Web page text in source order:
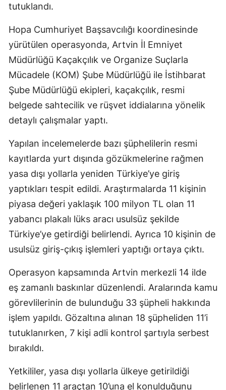
tutuklandı.
Hopa Cumhuriyet Başsavcılığı koordinesinde
yürütülen operasyonda, Artvin İl Emniyet
Müdürlüğü Kaçakçılık ve Organize Suçlarla
Mücadele (KOM) Şube Müdürlüğü ile İstihbarat
Şube Müdürlüğü ekipleri, kaçakçılık, resmi
belgede sahtecilik ve rüşvet iddialarına yönelik
detaylı çalışmalar yaptı.
Yapılan incelemelerde bazı şüphelilerin resmi
kayıtlarda yurt dışında gözükmelerine rağmen
yasa dışı yollarla yeniden Türkiye’ye giriş
yaptıkları tespit edildi. Araştırmalarda 11 kişinin
piyasa değeri yaklaşık 100 milyon TL olan 11
yabancı plakalı lüks aracı usulsüz şekilde
Türkiye’ye getirdiği belirlendi. Ayrıca 10 kişinin de
usulsüz giriş-çıkış işlemleri yaptığı ortaya çıktı.
Operasyon kapsamında Artvin merkezli 14 ilde
eş zamanlı baskınlar düzenlendi. Aralarında kamu
görevlilerinin de bulunduğu 33 şüpheli hakkında
işlem yapıldı. Gözaltına alınan 18 şüpheliden 11’i
tutuklanırken, 7 kişi adli kontrol şartıyla serbest
bırakıldı.
Yetkililer, yasa dışı yollarla ülkeye getirildiği
belirlenen 11 araçtan 10’una el konulduğunu